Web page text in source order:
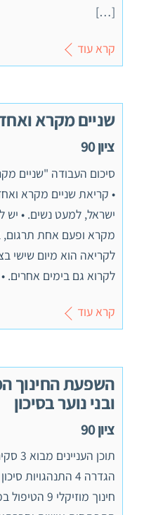
[…]
קרא עוד
שניים מקרא
ציון 90
סיכום העבודה "שניים
• קריאת שניים מקרא
ישראל, למעט נשים. •
מקרא ופעם אחת תרגום,
לקריאה הוא מיום שישי
לקרוא גם בימים אחרים.
קרא עוד
השפעת החינוך
ובני נוער בסיכון
ציון 90